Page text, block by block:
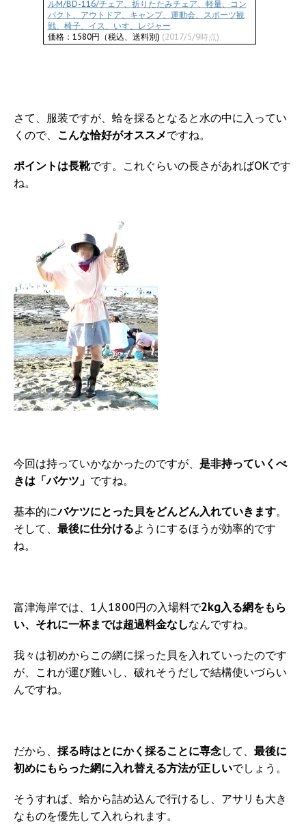
ルM/BD-116/チェア、折りたたみチェア、軽量、コン
パクト、アウトドア、キャンプ、運動会、スポーツ観
戦、椅子、イス、いす、レジャー
価格：1580円（税込、送料別) (2017/5/9時点)
さて、服装ですが、蛤を採るとなると水の中に入ってい
くので、 こんな恰好がオススメですね。
ポイントは長靴です。これぐらいの長さがあればOKです
ね。
今回は持っていかなかったのですが、 是非持っていくべ
きは「バケツ」 ですね。
基本的にバケツにとった貝をどんどん入れていきます。
そして、 最後に仕分けるようにするほうが効率的です
ね。
富津海岸では、1人1800円の入場料で2kg入る網をもら
い、それに一杯までは超過料金なしなんですね。
我々は初めからこの網に採った貝を入れていったのです
が、これが運び難いし、破れそうだしで結構使いづらい
んですね。
だから、 採る時はとにかく採ることに専念して、 最後に
初めにもらった網に入れ替える方法が正しいでしょう。
そうすれば、蛤から詰め込んで行けるし、アサリも大き
なものを優先して入れられます。